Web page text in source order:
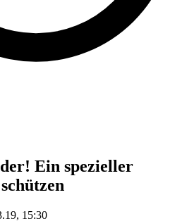
Ein spezieller
15:30